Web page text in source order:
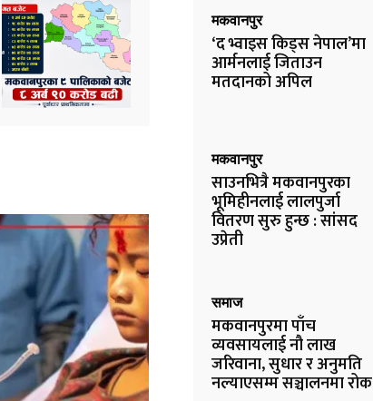
मकवानपुर
‘द भ्वाइस किड्स नेपाल’मा
आर्मनलाई जिताउन
मतदानको अपिल
मकवानपुर
साउनभित्रै मकवानपुरका
भूमिहीनलाई लालपुर्जा
वितरण सुरु हुन्छ : सांसद
उप्रेती
समाज
मकवानपुरमा पाँच
व्यवसायलाई नौ लाख
जरिवाना, सुधार र अनुमति
नल्याएसम्म सञ्चालनमा रोक